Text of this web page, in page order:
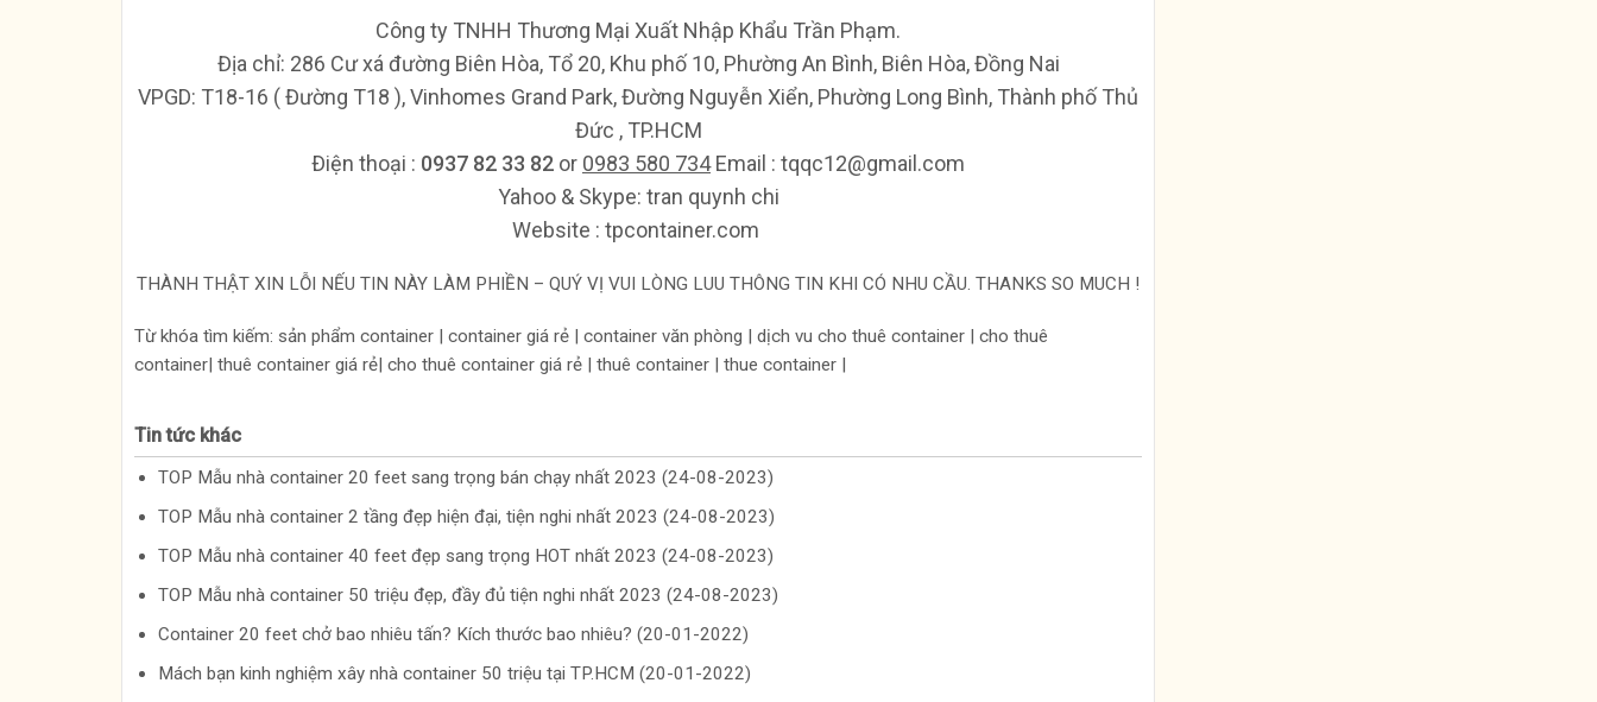
Công ty TNHH Thương Mại Xuất Nhập Khẩu Trần Phạm.
Địa chỉ: 286 Cư xá đường Biên Hòa, Tổ 20, Khu phố 10, Phường An Bình, Biên Hòa, Đồng Nai
VPGD: T18-16 ( Đường T18 ), Vinhomes Grand Park, Đường Nguyễn Xiển, Phường Long Bình, Thành phố Thủ
Đức , TP.HCM
Ðiện thoại : 0937 82 33 82 or 0983 580 734Email : tqqc12@gmail.com
Yahoo & Skype: tran quynh chi
Website : tpcontainer.com
THÀNH THẬT XIN LỖI NẾU TIN NÀY LÀM PHIỀN – QUÝ VỊ VUI LÒNG LUU THÔNG TIN KHI CÓ NHU CẦU. THANKS SO MUCH !
Từ khóa tìm kiếm: sản phẩm container | container giá rẻ | container văn phòng | dịch vu cho thuê container | cho thuê
container| thuê container giá rẻ| cho thuê container giá rẻ | thuê container | thue container |
Tin tức khác
TOP Mẫu nhà container 20 feet sang trọng bán chạy nhất 2023 (24-08-2023)
TOP Mẫu nhà container 2 tầng đẹp hiện đại, tiện nghi nhất 2023 (24-08-2023)
TOP Mẫu nhà container 40 feet đẹp sang trọng HOT nhất 2023 (24-08-2023)
TOP Mẫu nhà container 50 triệu đẹp, đầy đủ tiện nghi nhất 2023 (24-08-2023)
Container 20 feet chở bao nhiêu tấn? Kích thước bao nhiêu? (20-01-2022)
Mách bạn kinh nghiệm xây nhà container 50 triệu tại TP.HCM (20-01-2022)